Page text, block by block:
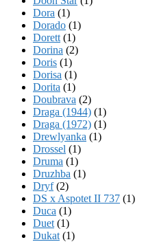
Dora (1)
Dorado (1)
Dorett (1)
Dorina (2)
Doris (1)
Dorisa (1)
Dorita (1)
Doubrava (2)
Draga (1944) (1)
Draga (1972) (1)
Drewlyanka (1)
Drossel (1)
Druma (1)
Druzhba (1)
Dryf(2)
DS x Aspotet II 737 (1)
Duca (1)
Duet (1)
Dukat (1)